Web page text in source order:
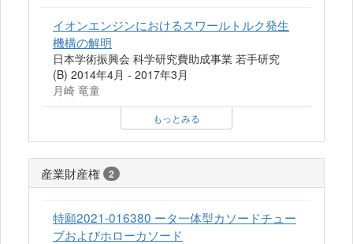
イオンエンジンにおけるスワールトルク発生
機構の解明
日本学術振興会 科学研究費助成事業 若手研究
(B) 2014年4月 - 2017年3月
月崎 竜童
もっとみる
産業財産権 2
特願2021-016380 ータ一体型カソードチュー
ブおよびホローカソード